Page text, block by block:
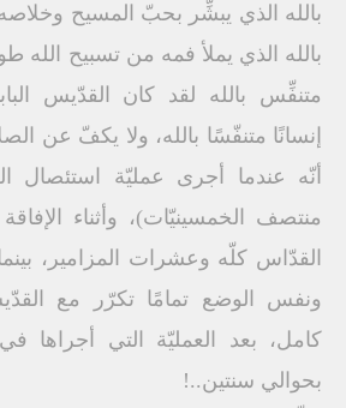
بالله الذي يبشِّر بحبّ المسيح
بالله الذي يملأ فمه من تسبيح الله
متنفِّس بالله لقد كان القدّيس
إنسانًا متنفّسًا بالله، ولا يكفّ عن
أنّه عندما أجرى عمليّة استئصال
منتصف الخمسينيّات)، وأثناء
القدّاس كلّه وعشرات المزامير،
ونفس الوضع تمامًا تكرّر مع
كامل، بعد العمليّة التي أجراها
بحوالي سنتين..!